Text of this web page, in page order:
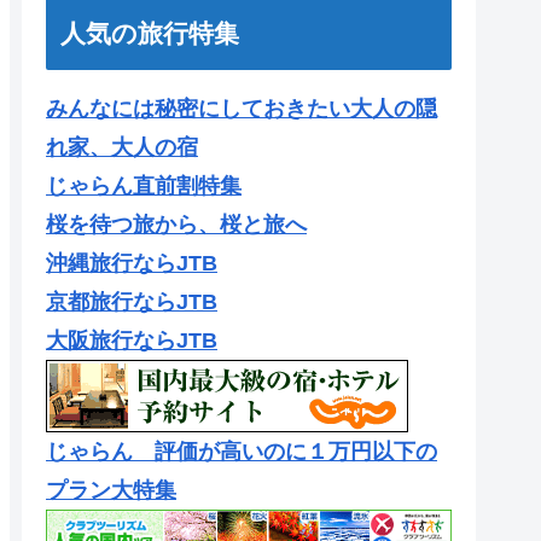
人気の旅行特集
みんなには秘密にしておきたい大人の隠
れ家、大人の宿
じゃらん直前割特集
桜を待つ旅から、桜と旅へ
沖縄旅行ならJTB
京都旅行ならJTB
大阪旅行ならJTB
じゃらん 評価が高いのに１万円以下の
プラン大特集